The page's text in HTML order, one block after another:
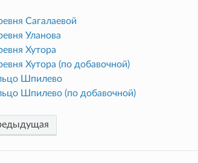
Сагалаевой
Уланова
Хутора
Хутора (по добавочной)
Шпилево
Шпилево (по добавочной)